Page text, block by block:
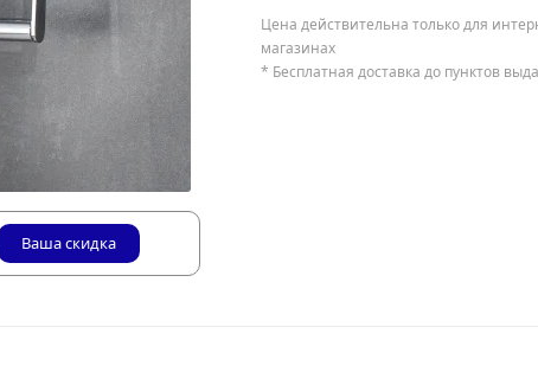
Ваша скидка
Цена действительна только для
магазинах
* Бесплатная доставка до пунктов